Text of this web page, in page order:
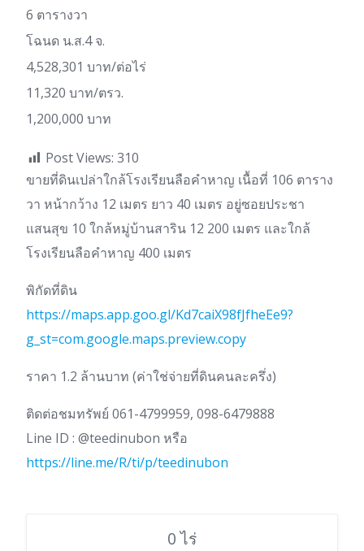
6 ตารางวา
โฉนด น.ส.4 จ.
4,528,301 บาท/ต่อไร่
11,320 บาท/ตรว.
1,200,000 บาท
Post Views: 310
ขายที่ดินเปล่าใกล้โรงเรียนลือคำหาญ เนื้อที่ 106 ตาราง
วา หน้ากว้าง 12 เมตร ยาว 40 เมตร อยู่ซอยประชา
แสนสุข 10 ใกล้หมู่บ้านสาริน 12 200 เมตร และใกล้
โรงเรียนลือคำหาญ 400 เมตร
พิกัดที่ดิน
https://maps.app.goo.gl/Kd7caiX98fJfheEe9?
g_st=com.google.maps.preview.copy
ราคา 1.2 ล้านบาท (ค่าใช่จ่ายที่ดินคนละครึ่ง)
ติดต่อชมทรัพย์ 061-4799959, 098-6479888
Line ID : @teedinubon หรือ
https://line.me/R/ti/p/teedinubon
0 ไร่